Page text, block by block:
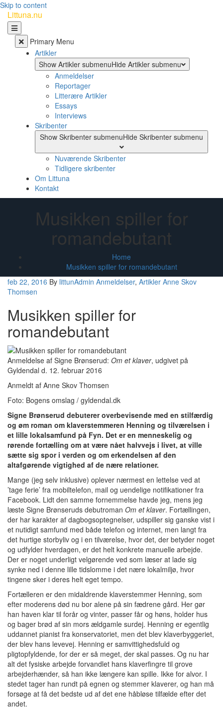
Skip to content
Littuna.nu
Primary Menu
Artikler
Show Artikler submenuHide Artikler submenu
Anmeldelser
Reportager
Litterære Artikler
Essays
Interviews
Skribenter
Show Skribenter submenuHide Skribenter submenu
Nuværende Skribenter
Tidligere skribenter
Om Littuna
Kontakt
Musikken spiller for
romandebutant
Home
Musikken spiller for romandebutant
feb 22, 2016 By littunAdmin Anmeldelser, Artikler Anne Skov
Thomsen
Musikken spiller for
romandebutant
Anmeldelse af Signe Brønserud: Om et klaver, udgivet på
Gyldendal d. 12. februar 2016
Anmeldt af Anne Skov Thomsen
Foto: Bogens omslag / gyldendal.dk
Signe Brønserud debuterer overbevisende med en stilfærdig
og øm roman om klaverstemmeren Henning og tilværelsen i
et lille lokalsamfund på Fyn. Det er en menneskelig og
rørende fortælling om at være nået halvvejs i livet, at ville
sætte sig spor i verden og om erkendelsen af den
altafgørende vigtighed af de nære relationer.
Mange (jeg selv inklusive) oplever nærmest en lettelse ved at
’tage ferie’ fra mobiltelefon, mail og uendelige notifikationer fra
Facebook. Lidt den samme fornemmelse havde jeg, mens jeg
læste Signe Brønseruds debutroman Om et klaver. Fortællingen,
der har karakter af dagbogsoptegnelser, udspiller sig ganske vist i
et nutidigt samfund med både telefon og internet, men langt fra
det hurtige storbyliv og i en tilværelse, hvor det, der betyder noget
og udfylder hverdagen, er det helt konkrete manuelle arbejde.
Der er noget underligt velgørende ved som læser at lade sig
synke ned i denne lille tidslomme i det nære lokalmiljø, hvor
tingene sker i deres helt eget tempo.
Fortælleren er den midaldrende klaverstemmer Henning, som
efter moderens død nu bor alene på sin fædrene gård. Her gør
han haven klar til forår og vinter, passer får og høns, holder hus
og bager brød af sin mors ældgamle surdej. Henning er egentlig
uddannet pianist fra konservatoriet, men det blev klaverbyggeriet,
der blev hans levevej. Henning er samvittighedsfuld og
pligtopfyldende, for der er så meget, der skal passes. Og nu har
alt det fysiske arbejde forvandlet hans klaverfingre til grove
arbejderhænder, så han ikke længere kan spille. Ikke for alvor. I
stedet tager han rundt på egnen og stemmer klaverer, og han må
forsøge at få det bedste ud af det ene håbløse tilfælde efter det
andet.